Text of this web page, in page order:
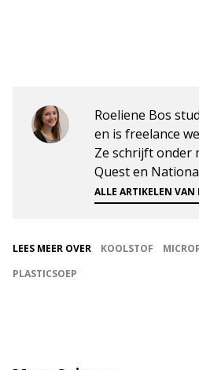
Roeliene Bos
en is freelance
Ze schrijft onder
Quest en
ALLE ARTIKELEN VAN
LEES MEER OVER KOOLSTOF
PLASTICSOEP